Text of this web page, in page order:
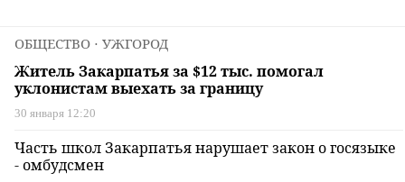
ОБЩЕСТВО ⋅ УЖГОРОД
Житель Закарпатья за $12 тыс. помогал
уклонистам выехать за границу
30 января 12:20
Часть школ Закарпатья нарушает закон о госязыке
- омбудсмен